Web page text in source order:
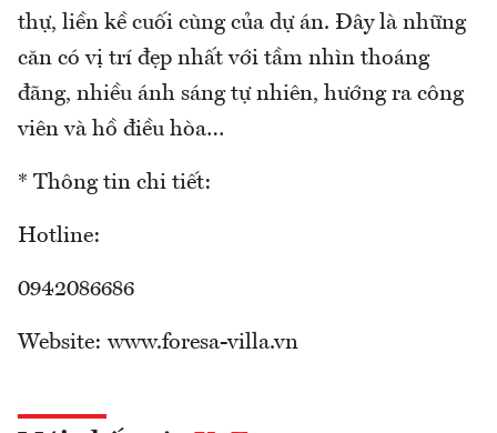
thự, liền kề cuối cùng của dự án. Đây là những
căn có vị trí đẹp nhất với tầm nhìn thoáng
đãng, nhiều ánh sáng tự nhiên, hướng ra công
viên và hồ điều hòa…
* Thông tin chi tiết:
Hotline:
0942086686
Website: www.foresa-villa.vn